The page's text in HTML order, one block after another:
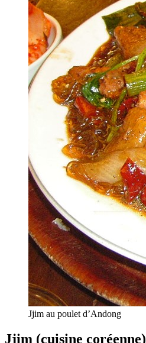
Jjim au poulet d’Andong
Jjim (cuisine coréenne)